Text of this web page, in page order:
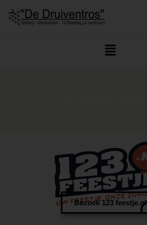
Bezoek 123 feestje.nl